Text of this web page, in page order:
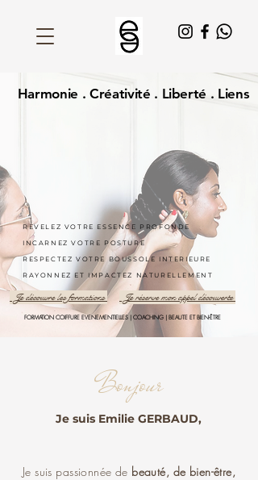
Harmonie . Créativité . Liberté . Liens
REVELEZ VOTRE ESSENCE PROFONDE
INCARNEZ VOTRE POSTURE
RESPECTEZ VOTRE BOUSSOLE INTERIEURE
RAYONNEZ ET IMPACTEZ NATURELLEMENT
Je découvre les formations Je réserve mon appel découverte
FORMATION COIFFURE EVENEMENTIELLES | COACHING | BEAUTE ET BIEN-ÊTRE
Bonjour
Je suis Emilie GERBAUD,
Je suis passionnée de beauté, de bien-être,